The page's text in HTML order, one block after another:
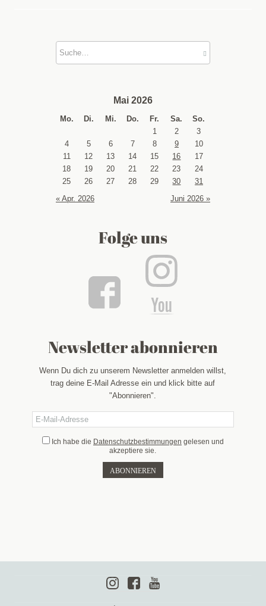
Mai 2026
Mo. Di. Mi. Do. Fr. Sa. So.
« Apr. 2026 Juni 2026 »
1 2
3
4
5 6 7 8 9
10
11
12 13 14 15 16
17
18
19 20 21 22 23
24
25
26 27 28 29 30 31
Folge uns
Newsletter abonnieren
Wenn Du dich zu unserem Newsletter anmelden willst,
trag deine E-Mail Adresse ein und klick bitte auf
"Abonnieren".
Ich habe die Datenschutzbestimmungen gelesen und
akzeptiere sie.